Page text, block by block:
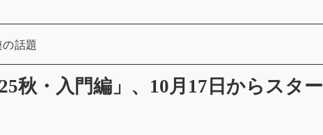
秋・入門編」、10月17日からスター
話題